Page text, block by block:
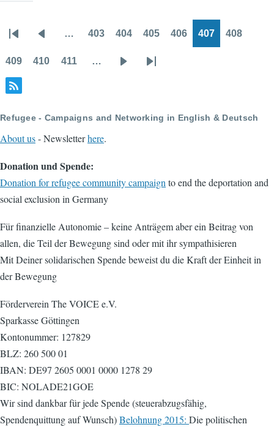
Pagination
First
page
Previous
page
… 403 404 405 406 407 408
409 410 411 …
Last
Refugee - Campaigns and Networking in English & Deutsch
About us- Newsletterhere.
Donation und Spende:
Donation for refugee community campaignto end the deportation and
social exclusion in Germany
Für finanzielle Autonomie – keine Anträgem aber ein Beitrag von
allen, die Teil der Bewegung sind oder mit ihr sympathisieren
Mit Deiner solidarischen Spende beweist du die Kraft der Einheit in
der Bewegung
Förderverein The VOICE e.V.
Sparkasse Göttingen
Kontonummer: 127829
BLZ: 260 500 01
IBAN: DE97 2605 0001 0000 1278 29
BIC: NOLADE21GOE
Wir sind dankbar für jede Spende (steuerabzugsfähig,
Spendenquittung auf Wunsch)Belohnung 2015: Die politischen